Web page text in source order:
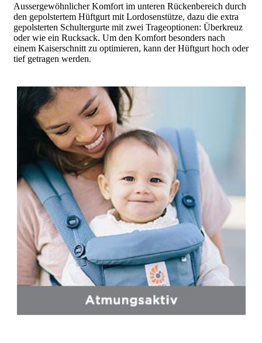
Aussergewöhnlicher Komfort im unteren Rückenbereich durch
den gepolstertem Hüftgurt mit Lordosenstütze, dazu die extra
gepolsterten Schultergurte mit zwei Trageoptionen: Überkreuz
oder wie ein Rucksack. Um den Komfort besonders nach
einem Kaiserschnitt zu optimieren, kann der Hüftgurt hoch oder
tief getragen werden.